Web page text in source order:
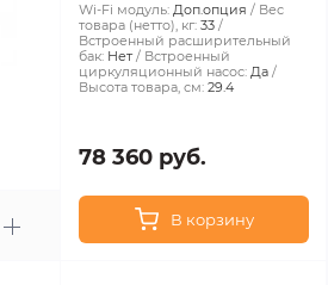
Wi-Fi модуль: Доп.опция
Вес
товара (нетто), кг: 33
Встроенный расширительный
бак: Нет
Встроенный
циркуляционный насос: Да
Высота товара, см: 29.4
78 360 руб.
В корзину